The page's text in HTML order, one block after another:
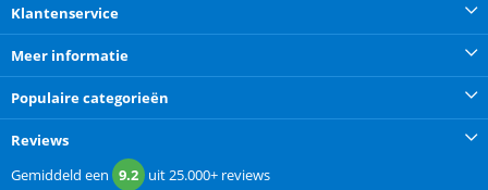
Klantenservice
Meer informatie
Populaire categorieën
Reviews
Gemiddeld een 9.2 uit25.000+ reviews